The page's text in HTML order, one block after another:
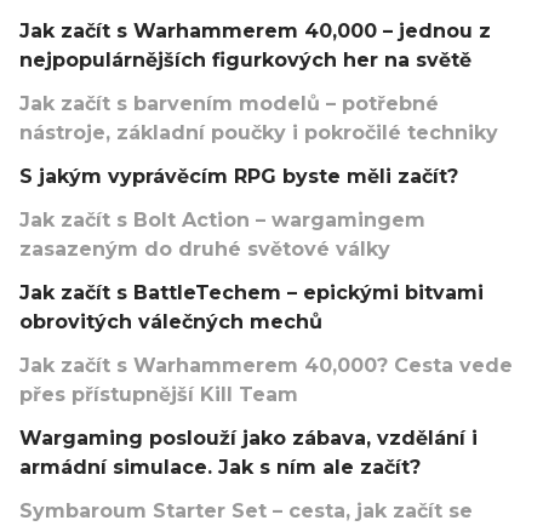
Jak začít s Warhammerem 40,000 – jednou z
nejpopulárnějších figurkových her na světě
Jak začít s barvením modelů – potřebné
nástroje, základní poučky i pokročilé techniky
S jakým vyprávěcím RPG byste měli začít?
Jak začít s Bolt Action – wargamingem
zasazeným do druhé světové války
Jak začít s BattleTechem – epickými bitvami
obrovitých válečných mechů
Jak začít s Warhammerem 40,000? Cesta vede
přes přístupnější Kill Team
Wargaming poslouží jako zábava, vzdělání i
armádní simulace. Jak s ním ale začít?
Symbaroum Starter Set – cesta, jak začít se